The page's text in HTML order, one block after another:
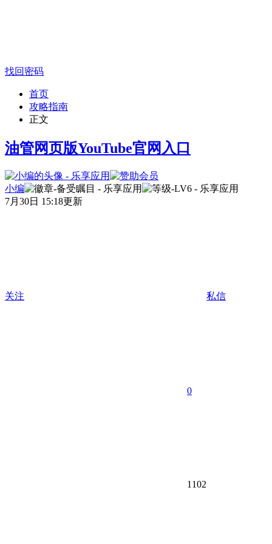
找回密码
首页
攻略指南
正文
油管网页版YouTube官网入口
小编
7月30日 15:18更新
关注 私信
0
1102